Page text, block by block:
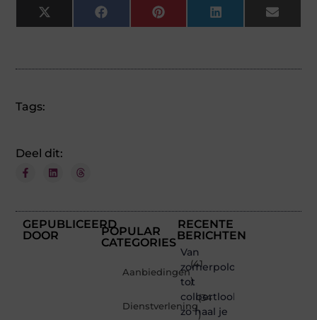
X
(Twitter)
FacebookPinterestLinkedInEmail
Tags:
Deel dit:
GEPUBLICEERD
DOOR
POPULAR
CATEGORIES
Aanbiedingen
(41
)
Dienstverlening
(34
)
RECENTE
BERICHTEN
Van
zomerpolo
tot
colbertlook
zo haal je